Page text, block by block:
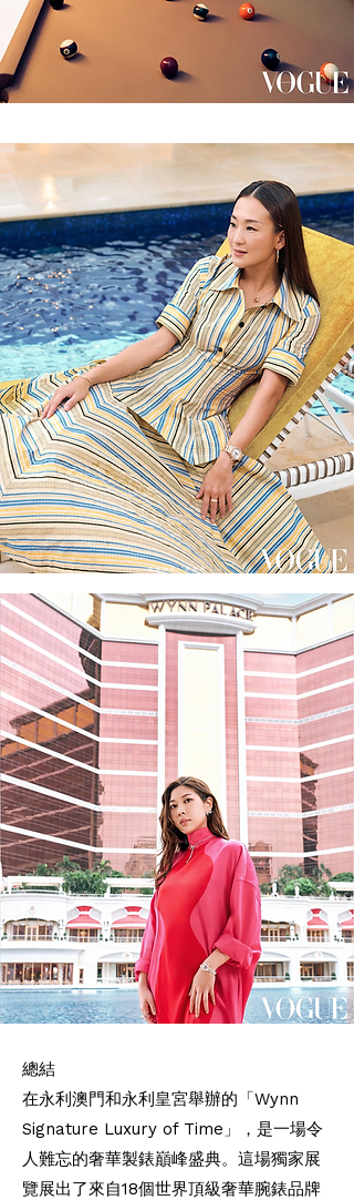
總結
在永利澳門和永利皇宮舉辦的「Wynn
Signature Luxury of Time」，是一場令
人難忘的奢華製錶巔峰盛典。這場獨家展
覽展出了來自18個世界頂級奢華腕錶品牌